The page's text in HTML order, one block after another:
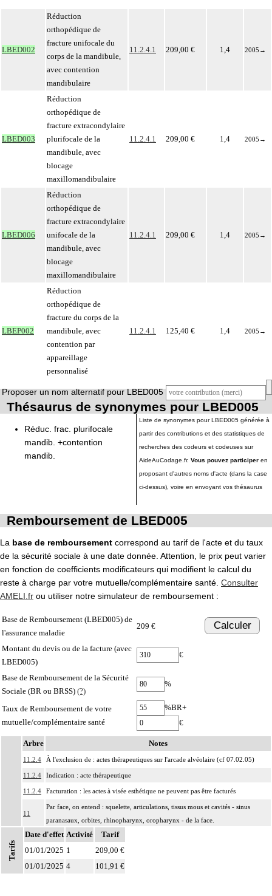
LBED002
Réduction
orthopédique de
fracture unifocale du
corps de la mandibule,
avec contention
mandibulaire
11.2.4.1 209,00 € 1,4 2005 →
LBED003
Réduction
orthopédique de
fracture extracondylaire
plurifocale de la
mandibule, avec
blocage
maxillomandibulaire
11.2.4.1 209,00 € 1,4 2005 →
LBED006
Réduction
orthopédique de
fracture extracondylaire
unifocale de la
mandibule, avec
blocage
maxillomandibulaire
11.2.4.1 209,00 € 1,4 2005 →
LBEP002
Réduction
orthopédique de
fracture du corps de la
mandibule, avec
contention par
appareillage
personnalisé
11.2.4.1 125,40 € 1,4 2005 →
Proposer un nom alternatif pour LBED005
Thésaurus de synonymes pour LBED005
Réduc. frac. plurifocale
mandib. +contention
mandib.
Liste de synonymes pour LBED005 générée à
partir des contributions et des statistiques de
recherches des codeurs et codeuses sur
AideAuCodage.fr. Vous pouvez participer en
proposant d'autres noms d'acte (dans la case
ci-dessus), voire en envoyant vos thésaurus
Remboursement de LBED005
La base de remboursement correspond au tarif de l'acte et du taux
de la sécurité sociale à une date donnée. Attention, le prix peut varier
en fonction de coefficients modificateurs qui modifient le calcul du
reste à charge par votre mutuelle/complémentaire santé. Consulter
AMELI.fr ou utiliser notre simulateur de remboursement :
Base de Remboursement (LBED005) de
l'assurance maladie
209 € Calculer
Montant du devis ou de la facture (avec
LBED005)
€
Base de Remboursement de la Sécurité
Sociale (BR ou BRSS) (?)
%
Taux de Remboursement de votre
mutuelle/complémentaire santé
%BR+
€
Arbre Notes
11.2.4 À l'exclusion de : actes thérapeutiques sur l'arcade alvéolaire (cf 07.02.05)
11.2.4 Indication : acte thérapeutique
11.2.4 Facturation : les actes à visée esthétique ne peuvent pas être facturés
11
Par face, on entend : squelette, articulations, tissus mous et cavités - sinus
paranasaux, orbites, rhinopharynx, oropharynx - de la face.
11
Par ostéosynthèse d'une fracture à foyer fermé, on entend : réduction et fixation
osseuse par voie transcutanée ou avec abord à distance, sans exposition du
foyer de fracture.
Tarifs
Date d'effet Activité
Tarif
01/01/2025 1
209,00 €
01/01/2025 4 101,91 €